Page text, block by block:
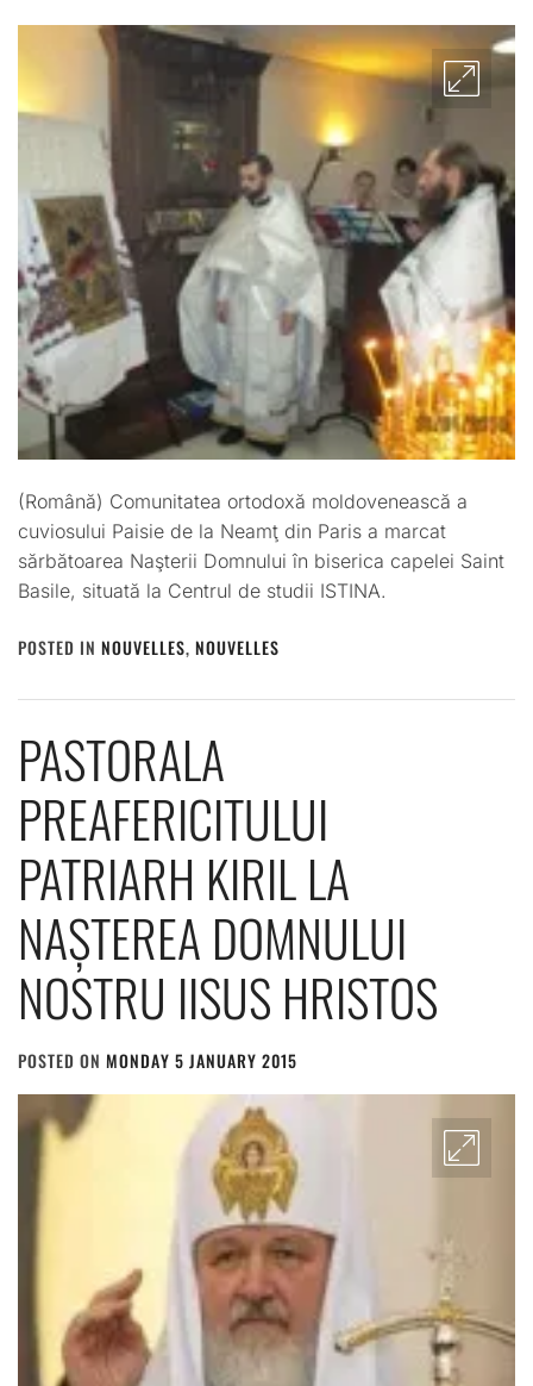
(Română) Comunitatea ortodoxă moldovenească a
cuviosului Paisie de la Neamţ din Paris a marcat
sărbătoarea Naşterii Domnului în biserica capelei Saint
Basile, situată la Centrul de studii ISTINA.
POSTED IN NOUVELLES, NOUVELLES
PASTORALA
PREAFERICITULUI
PATRIARH KIRIL LA
NAȘTEREA DOMNULUI
NOSTRU IISUS HRISTOS
POSTED ON MONDAY 5 JANUARY 2015